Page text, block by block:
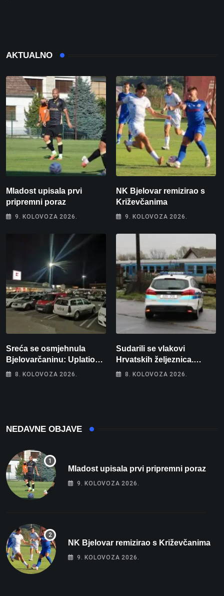
AKTUALNO
Mladost upisala prvi
pripremni poraz
9. KOLOVOZA 2026.
NK Bjelovar remizirao s
Križevčanima
9. KOLOVOZA 2026.
Sreća se osmjehnula
Bjelovarčaninu: Uplatio
samo 4 eura, a osvojio
8. KOLOVOZA 2026.
Sudarili se vlakovi
Hrvatskih željeznica.
Šestero osoba teško
8. KOLOVOZA 2026.
NEDAVNE OBJAVE
Mladost upisala prvi pripremni poraz
9. KOLOVOZA 2026.
NK Bjelovar remizirao s Križevčanima
9. KOLOVOZA 2026.